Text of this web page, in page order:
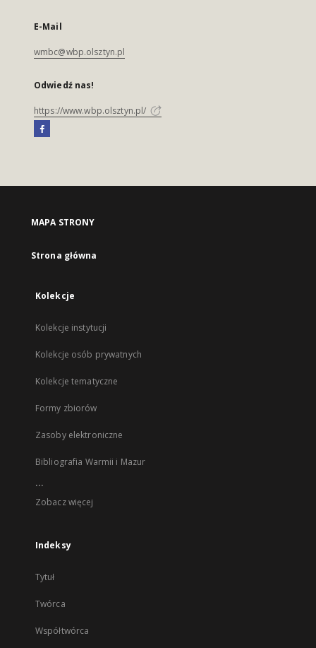
E-Mail
wmbc@wbp.olsztyn.pl
Odwiedź nas!
https://www.wbp.olsztyn.pl/
MAPA STRONY
Strona główna
Kolekcje
Kolekcje instytucji
Kolekcje osób prywatnych
Kolekcje tematyczne
Formy zbiorów
Zasoby elektroniczne
Bibliografia Warmii i Mazur
...
Zobacz więcej
Indeksy
Tytuł
Twórca
Współtwórca